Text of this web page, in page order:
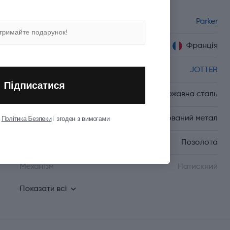
Бренд Parker
Країна походження Франція
JOTTER
Неіржавна сталь
Матеріал покриття Полірований метал
Позолота
Механізм Натискний
Показати всі
Підписатися
Політика Безпекиі згоден з вимогами